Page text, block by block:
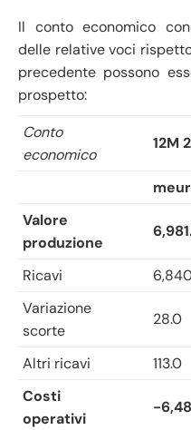
Il conto economico
delle relative voci
precedente possono
prospetto:
Conto
economico
12M
meur
Valore
produzione
Ricavi
Variazione
scorte
28.0
Altri ricavi 113.0
Costi
operativi
-